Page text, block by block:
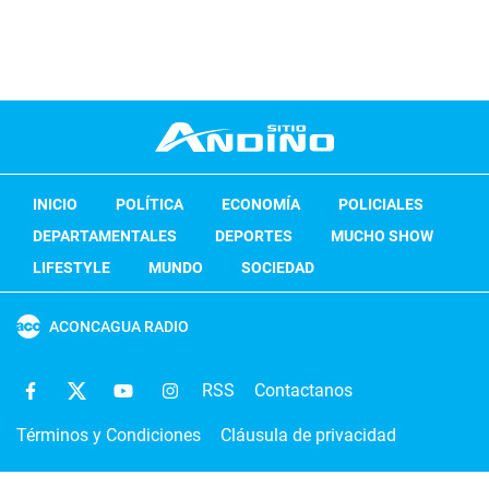
INICIO POLÍTICA ECONOMÍA
POLICIALES
DEPARTAMENTALES
DEPORTES
MUCHO SHOW
LIFESTYLE
MUNDO SOCIEDAD
ACONCAGUA RADIO
RSS Contactanos
Términos y Condiciones Cláusula de privacidad